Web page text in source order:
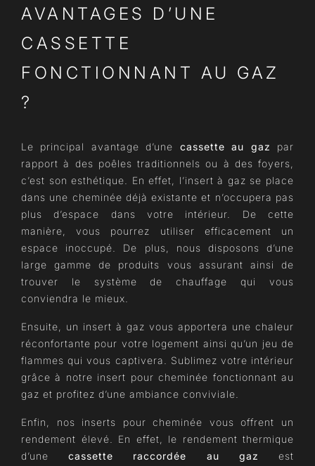
AVANTAGES D’UNE
CASSETTE
FONCTIONNANT AU GAZ
?
Le principal avantage d’une cassette au gaz par
rapport à des poêles traditionnels ou à des foyers,
c’est son esthétique. En effet, l’insert à gaz se place
dans une cheminée déjà existante et n’occupera pas
plus d’espace dans votre intérieur. De cette
manière, vous pourrez utiliser efficacement un
espace inoccupé. De plus, nous disposons d’une
large gamme de produits vous assurant ainsi de
trouver le système de chauffage qui vous
conviendra le mieux.
Ensuite, un insert à gaz vous apportera une chaleur
réconfortante pour votre logement ainsi qu’un jeu de
flammes qui vous captivera. Sublimez votre intérieur
grâce à notre insert pour cheminée fonctionnant au
gaz et profitez d’une ambiance conviviale.
Enfin, nos inserts pour cheminée vous offrent un
rendement élevé. En effet, le rendement thermique
d’unecassette raccordée au gaz
est